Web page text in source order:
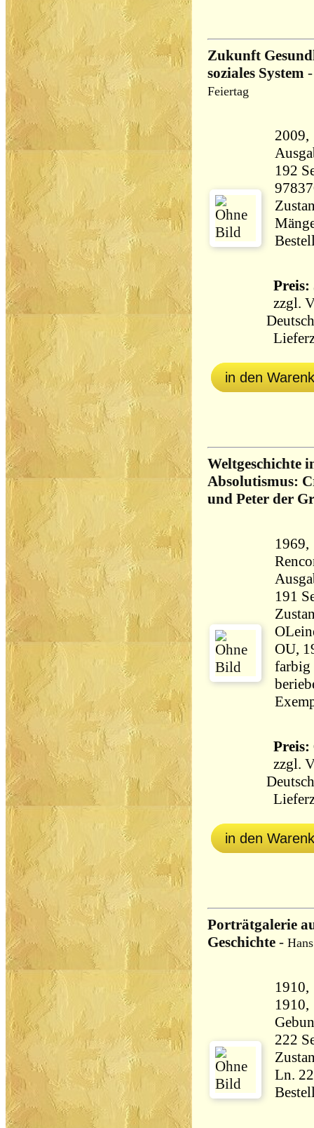
Zukunft
soziales System
Feiertag
2009,
192 Seiten
Preis:
zzgl.
in den
Weltgeschichte
Absolutismus:
und Peter der
1969,
OU,
farbig
Preis:
zzgl.
in den
Porträtgalerie
Geschichte -
1910,
1910,
Ln.